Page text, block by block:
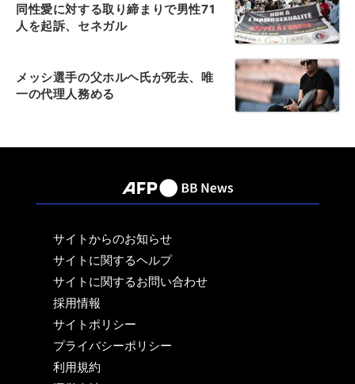
同性愛に対する取り締まりで男性71
人を起訴、セネガル
メッシ選手の父ホルヘ氏が死去、唯
一の代理人務める
サイトからのお知らせ
サイトに関するヘルプ
サイトに関するお問い合わせ
採用情報
サイトポリシー
プライバシーポリシー
利用規約